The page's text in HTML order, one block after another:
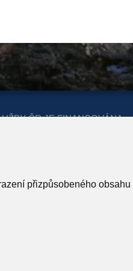
přizpůsobeného
ČR JE FINANCOVÁNA